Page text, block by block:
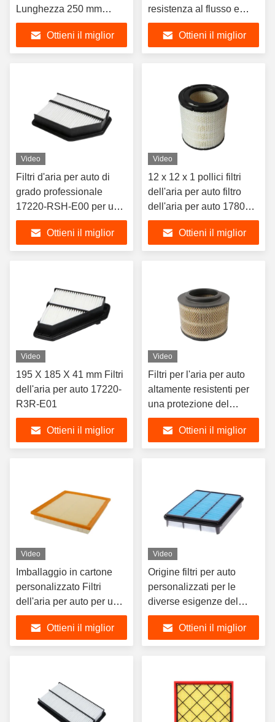
Lunghezza 250 mm
Larghezza 256 mm
Ottieni il miglior
resistenza al flusso e
senza manutenzione
Ottieni il miglior
Video
Filtri d'aria per auto di
grado professionale
17220-RSH-E00 per una
protezione superiore del
motore Ottieni il miglior
Video
12 x 12 x 1 pollici filtri
dell'aria per auto filtro
dell'aria per auto 17801-
78020 con ZYC
Ottieni il miglior
Video
195 X 185 X 41 mm Filtri
dell'aria per auto 17220-
R3R-E01
Ottieni il miglior
Video
Filtri per l'aria per auto
altamente resistenti per
una protezione del
motore duratura
Ottieni il miglior
Video
Imballaggio in cartone
personalizzato Filtri
dell'aria per auto per un
facile trasporto
Ottieni il miglior
Video
Origine filtri per auto
personalizzati per le
diverse esigenze del
cliente
Ottieni il miglior